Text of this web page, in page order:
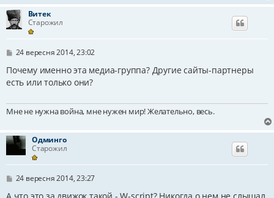
Витек
Старожил
П
в
д
м
л
н
я
24 вересня 2014, 23:02
Почему именно эта медиа-группа? Другие сайты-партнеры
есть или только они?
Мне не нужна война, мне нужен мир! Желательно, весь.
Одминго
Старожил
П
в
24 вересня 2014, 23:27